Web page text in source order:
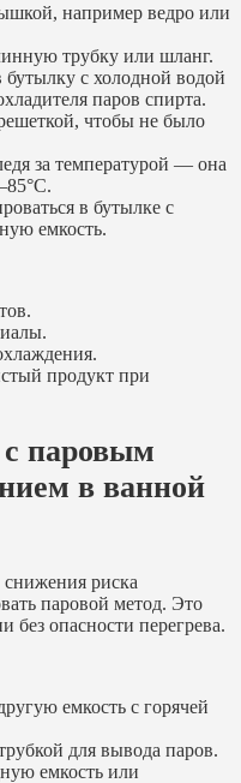
например ведро или
трубку или шланг.
с холодной водой
паров спирта.
чтобы не было
за температурой — она
в бутылке с
емкость.
продукт при
паровым
в ванной
снижения риска
паровой метод. Это
без опасности перегрева.
емкость с горячей
для вывода паров.
емкость или